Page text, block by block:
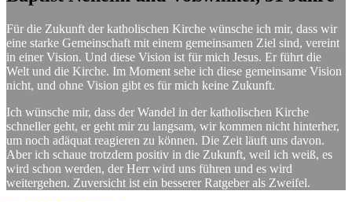
Für die Zukunft der katholischen Kirche wünsche ich mir, dass wir
eine starke Gemeinschaft mit einem gemeinsamen Ziel sind, vereint
in einer Vision. Und diese Vision ist für mich Jesus. Er führt die
Welt und die Kirche. Im Moment sehe ich diese gemeinsame Vision
nicht, und ohne Vision gibt es für mich keine Zukunft.
Ich wünsche mir, dass der Wandel in der katholischen Kirche
schneller geht, er geht mir zu langsam, wir kommen nicht hinterher,
um noch adäquat reagieren zu können. Die Zeit läuft uns davon.
Aber ich schaue trotzdem positiv in die Zukunft, weil ich weiß, es
wird schon werden, der Herr wird uns führen und es wird
weitergehen. Zuversicht ist ein besserer Ratgeber als Zweifel.